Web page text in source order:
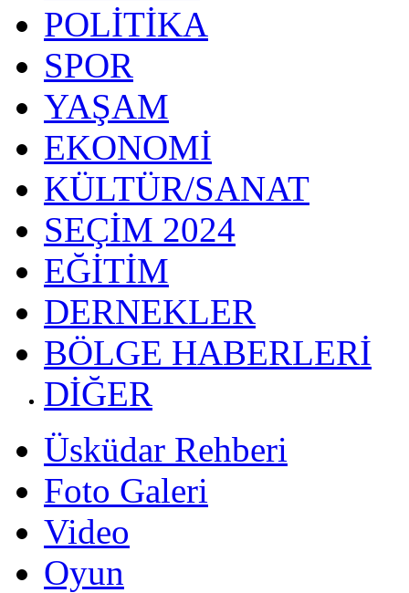
POLİTİKA
SPOR
YAŞAM
EKONOMİ
KÜLTÜR/SANAT
SEÇİM 2024
EĞİTİM
DERNEKLER
BÖLGE HABERLERİ
DİĞER
Üsküdar Rehberi
Foto Galeri
Video
Oyun